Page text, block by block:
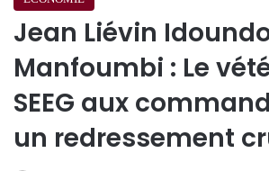
Jean Liévin
Manfoumbi : Le
SEEG aux
un redressement